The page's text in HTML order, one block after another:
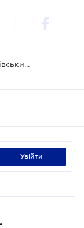
Нацбанк змінив правила відкриття банківських рахунків
увійти